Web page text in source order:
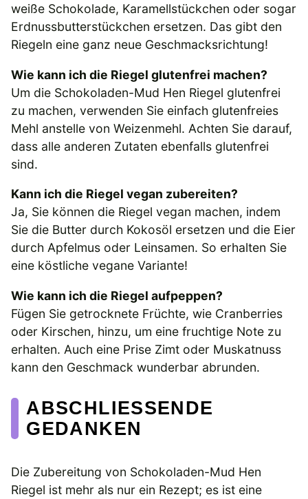
weiße Schokolade, Karamellstückchen oder sogar
Erdnussbutterstückchen ersetzen. Das gibt den
Riegeln eine ganz neue Geschmacksrichtung!
Wie kann ich die Riegel glutenfrei machen?
Um die Schokoladen-Mud Hen Riegel glutenfrei
zu machen, verwenden Sie einfach glutenfreies
Mehl anstelle von Weizenmehl. Achten Sie darauf,
dass alle anderen Zutaten ebenfalls glutenfrei
sind.
Kann ich die Riegel vegan zubereiten?
Ja, Sie können die Riegel vegan machen, indem
Sie die Butter durch Kokosöl ersetzen und die Eier
durch Apfelmus oder Leinsamen. So erhalten Sie
eine köstliche vegane Variante!
Wie kann ich die Riegel aufpeppen?
Fügen Sie getrocknete Früchte, wie Cranberries
oder Kirschen, hinzu, um eine fruchtige Note zu
erhalten. Auch eine Prise Zimt oder Muskatnuss
kann den Geschmack wunderbar abrunden.
ABSCHLIESSENDE G
EDANKEN
Die Zubereitung von Schokoladen-Mud Hen
Riegel ist mehr als nur ein Rezept; es ist eine